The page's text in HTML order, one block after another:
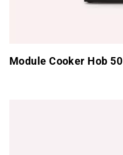
Module Cooker Hob 50